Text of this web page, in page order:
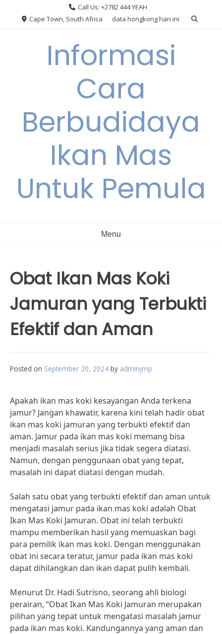
Call Us: +2782 444 YEAH
Cape Town, South Africa
data hongkong hari ini
Informasi
Cara
Berbudidaya
Ikan Mas
Untuk Pemula
Menu
Obat Ikan Mas Koki
Jamuran yang Terbukti
Efektif dan Aman
Posted on September 20, 2024 by adminjmp
Apakah ikan mas koki kesayangan Anda terkena
jamur? Jangan khawatir, karena kini telah hadir obat
ikan mas koki jamuran yang terbukti efektif dan
aman. Jamur pada ikan mas koki memang bisa
menjadi masalah serius jika tidak segera diatasi.
Namun, dengan penggunaan obat yang tepat,
masalah ini dapat diatasi dengan mudah.
Salah satu obat yang terbukti efektif dan aman untuk
mengatasi jamur pada ikan mas koki adalah Obat
Ikan Mas Koki Jamuran. Obat ini telah terbukti
mampu memberikan hasil yang memuaskan bagi
para pemilik ikan mas koki. Dengan menggunakan
obat ini secara teratur, jamur pada ikan mas koki
dapat dihilangkan dan ikan dapat pulih kembali.
Menurut Dr. Hadi Sutrisno, seorang ahli biologi
perairan, “Obat Ikan Mas Koki Jamuran merupakan
pilihan yang tepat untuk mengatasi masalah jamur
pada ikan mas koki. Kandungannya yang aman dan